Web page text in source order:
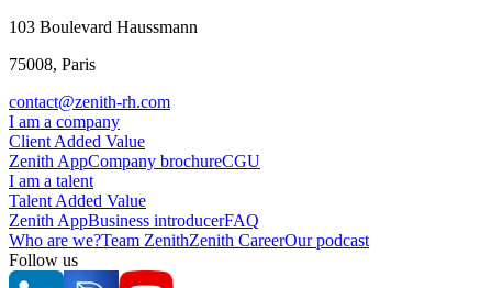
103 Boulevard Haussmann
75008, Paris
contact@zenith-rh.com
I am a company
Client Added Value
Zenith AppCompany brochureCGU
I am a talent
Talent Added Value
Zenith AppBusiness introducerFAQ
Who are we?Team ZenithZenith CareerOur podcast
Follow us